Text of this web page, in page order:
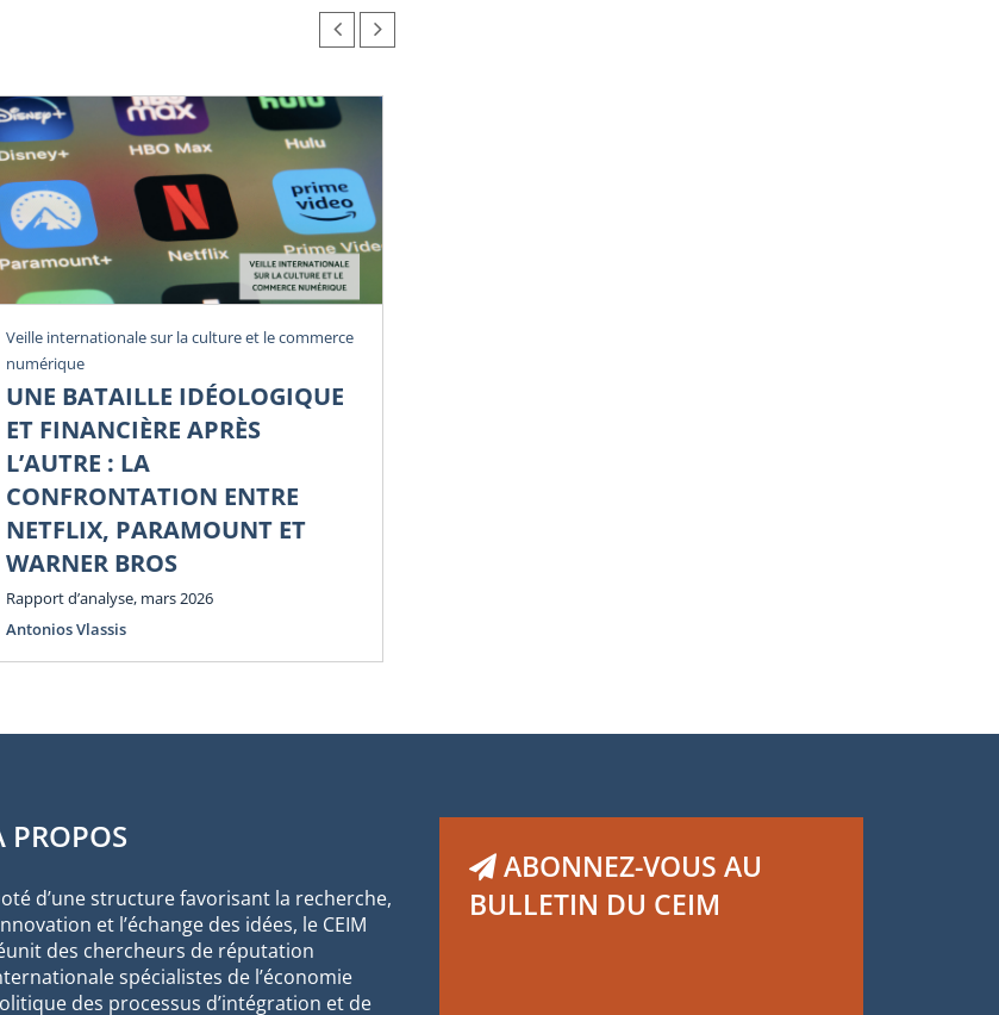
Veille internationale sur la culture et le commerce
numérique
UNE BATAILLE IDÉOLOGIQUE
ET FINANCIÈRE APRÈS
L’AUTRE : LA
CONFRONTATION ENTRE
NETFLIX, PARAMOUNT ET
WARNER BROS
Rapport d’analyse, mars 2026
Antonios Vlassis
PROPOS
d’une structure favorisant la recherche,
et l’échange des idées, le CEIM
des chercheurs de réputation
spécialistes de l’économie
des processus d’intégration et de
ABONNEZ-VOUS AU
BULLETIN DU CEIM